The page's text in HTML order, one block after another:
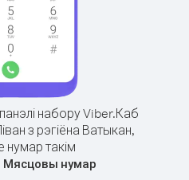
набору Viber.Каб
з рэгіёна Ватыкан,
нумар такім
Мясцовы нумар